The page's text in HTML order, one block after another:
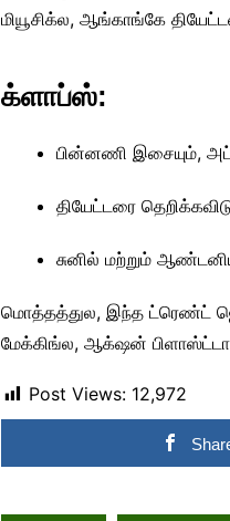
மியூசிக்ல, ஆங்காங்கே
க்ளாப்ஸ்:
பின்னணி இசையும்,
தியேட்டரை
சுனில் மற்றும்
மொத்தத்துல, இந்த ட்ரெண்ட்
மேக்கிங்ல, ஆக்‌ஷன் பிளாஸ்ட்டா
Post Views: 12,972